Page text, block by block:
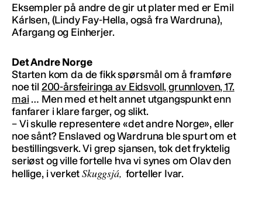
Eksempler på andre de gir ut plater med er Emil
Kárlsen, (Lindy Fay-Hella, også fra Wardruna),
Afargang og Einherjer.
Det Andre Norge
Starten kom da de fikk spørsmål om å framføre
noe til 200-årsfeiringa av Eidsvoll, grunnloven, 17.
mai … Men med et helt annet utgangspunkt enn
fanfarer i klare farger, og slikt.
– Vi skulle representere «det andre Norge», eller
noe sånt? Enslaved og Wardruna ble spurt om et
bestillingsverk. Vi grep sjansen, tok det fryktelig
seriøst og ville fortelle hva vi synes om Olav den
hellige, i verketSkuggsjá, forteller Ivar.